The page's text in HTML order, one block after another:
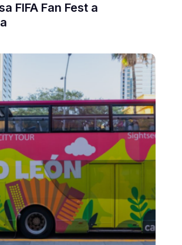
FIFA Fan Fest a